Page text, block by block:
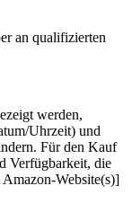
an qualifizierten
werden,
Uhrzeit) und
Für den Kauf
Verfügbarkeit, die
Website(s)]